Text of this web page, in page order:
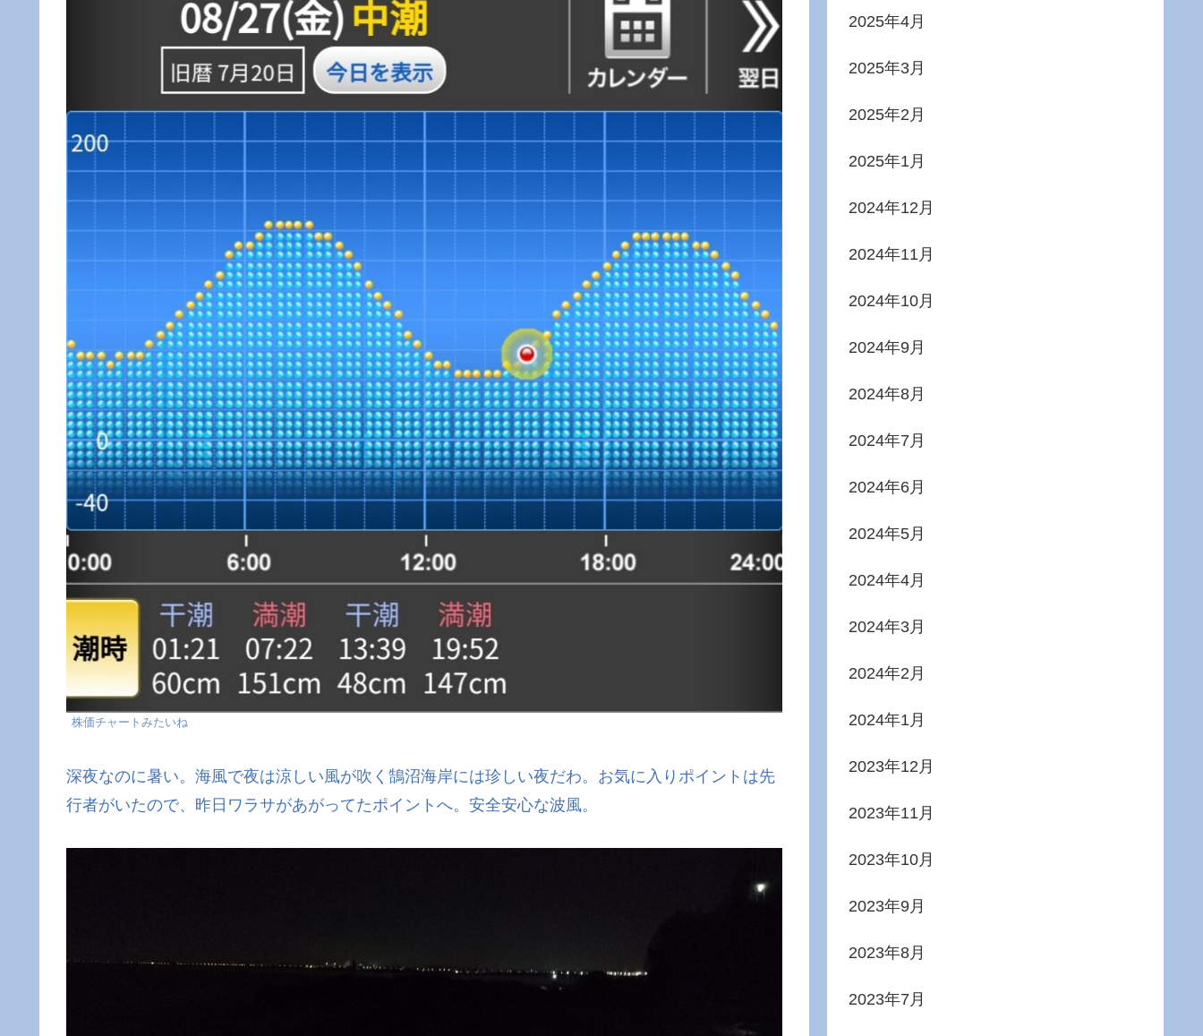
株価チャートみたいね
深夜なのに暑い。海風で夜は涼しい風が吹く鵠沼海岸には珍しい夜だわ。お気に入りポイントは先
行者がいたので、昨日ワラサがあがってたポイントへ。安全安心な波風。
2025年4月
2025年3月
2025年2月
2025年1月
2024年12月
2024年11月
2024年10月
2024年9月
2024年8月
2024年7月
2024年6月
2024年5月
2024年4月
2024年3月
2024年2月
2024年1月
2023年12月
2023年11月
2023年10月
2023年9月
2023年8月
2023年7月